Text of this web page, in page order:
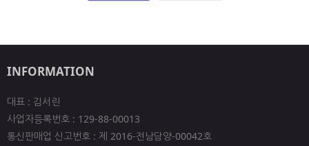
INFORMATION
대표 : 김서린
사업자등록번호 : 129-88-00013
통신판매업 신고번호 : 제 2016-전남담양-00042호